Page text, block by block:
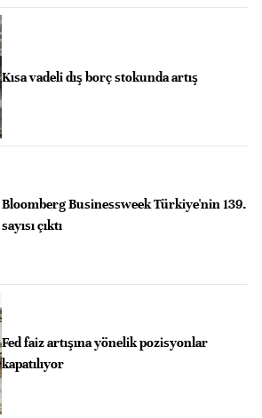
Kısa vadeli dış borç stokunda artış
Bloomberg Businessweek Türkiye'nin 139.
sayısı çıktı
Fed faiz artışına yönelik pozisyonlar
kapatılıyor